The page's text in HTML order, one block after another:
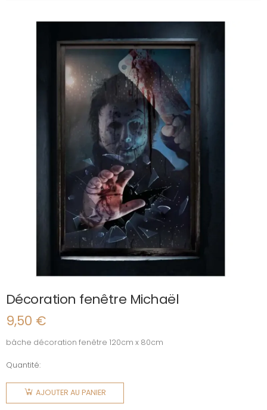
Décoration fenêtre Michaël
9,50 €
bâche décoration fenêtre 120cm x 80cm
Quantité:
quantité
Décoration
AJOUTER AU PANIER